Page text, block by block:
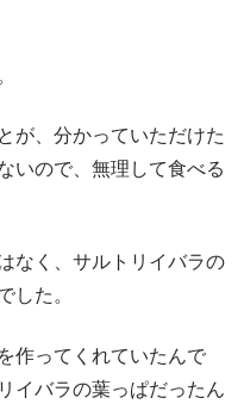
が、分かっていただけた
いので、無理して食べる
なく、サルトリイバラの
した。
作ってくれていたんで
イバラの葉っぱだったん